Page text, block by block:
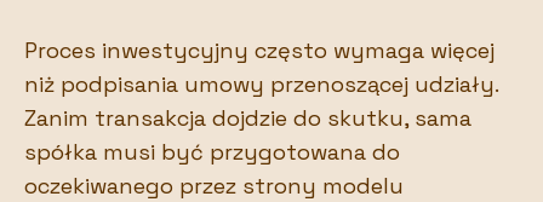
Proces inwestycyjny często wymaga więcej
niż podpisania umowy przenoszącej udziały.
Zanim transakcja dojdzie do skutku, sama
spółka musi być przygotowana do
oczekiwanego przez strony modelu